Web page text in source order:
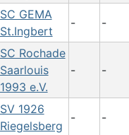
SC GEMA
St.Ingbert
- -
SC Rochade
Saarlouis
1993 e.V.
- -
SV 1926
Riegelsberg
- -